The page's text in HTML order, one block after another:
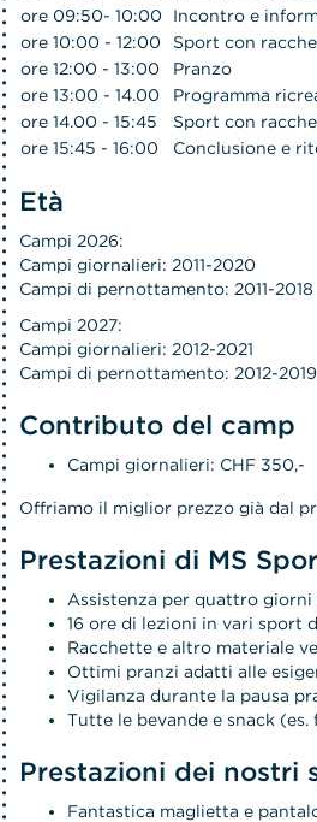
ore 09:50- 10:00
Incontro e
ore 10:00 - 12:00
Sport con
ore 12:00 - 13:00
Pranzo
ore 13:00 - 14.00
Programma
ore 14.00 - 15:45
Sport con
ore 15:45 - 16:00
Conclusione e
Età
Campi 2026:
Campi giornalieri: 2011-2020
Campi di pernottamento: 2011-2018
Campi 2027:
Campi giornalieri: 2012-2021
Campi di pernottamento: 2012-2019
Contributo del camp
Campi giornalieri: CHF 350,-
Offriamo il miglior prezzo già dal
Prestazioni di MS
Assistenza per quattro giorni
16 ore di lezioni in vari sport
Racchette e altro materiale
Ottimi pranzi adatti alle
Vigilanza durante la pausa
Tutte le bevande e snack
Prestazioni dei nostri
Fantastica maglietta e